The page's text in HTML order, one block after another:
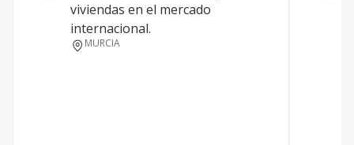
viviendas en el mercado
internacional.
MURCIA